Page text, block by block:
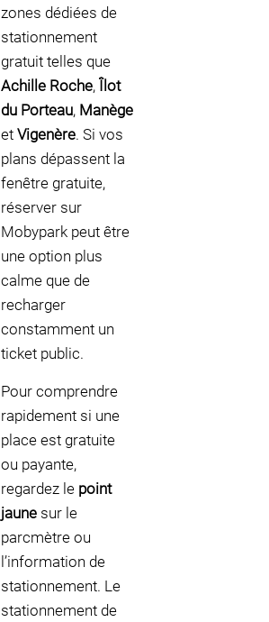
zones dédiées de
stationnement
gratuit telles que
Achille Roche, Îlot
du Porteau, Manège
et Vigenère. Si vos
plans dépassent la
fenêtre gratuite,
réserver sur
Mobypark peut être
une option plus
calme que de
recharger
constamment un
ticket public.
Pour comprendre
rapidement si une
place est gratuite
ou payante,
regardez le point
jaune sur le
parcmètre ou
l’information de
stationnement. Le
stationnement de